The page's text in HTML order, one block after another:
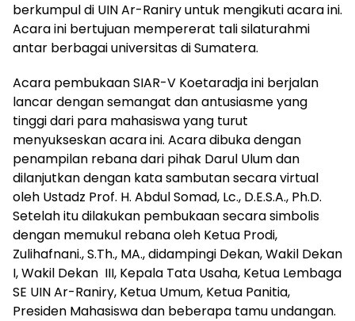
berkumpul di UIN Ar-Raniry untuk mengikuti acara ini.
Acara ini bertujuan mempererat tali silaturahmi
antar berbagai universitas di Sumatera.
Acara pembukaan SIAR-V Koetaradja ini berjalan
lancar dengan semangat dan antusiasme yang
tinggi dari para mahasiswa yang turut
menyukseskan acara ini. Acara dibuka dengan
penampilan rebana dari pihak Darul Ulum dan
dilanjutkan dengan kata sambutan secara virtual
oleh Ustadz Prof. H. Abdul Somad, Lc., D.E.S.A., Ph.D.
Setelah itu dilakukan pembukaan secara simbolis
dengan memukul rebana oleh Ketua Prodi,
Zulihafnani., S.Th., MA., didampingi Dekan, Wakil Dekan
I, Wakil Dekan III, Kepala Tata Usaha, Ketua Lembaga
SE UIN Ar-Raniry, Ketua Umum, Ketua Panitia,
Presiden Mahasiswa dan beberapa tamu undangan.